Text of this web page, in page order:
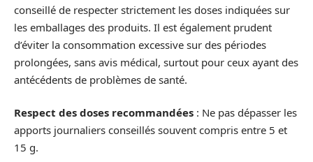
conseillé de respecter strictement les doses indiquées sur
les emballages des produits. Il est également prudent
d’éviter la consommation excessive sur des périodes
prolongées, sans avis médical, surtout pour ceux ayant des
antécédents de problèmes de santé.
Respect des doses recommandées : Ne pas dépasser les
apports journaliers conseillés souvent compris entre 5 et
15 g.